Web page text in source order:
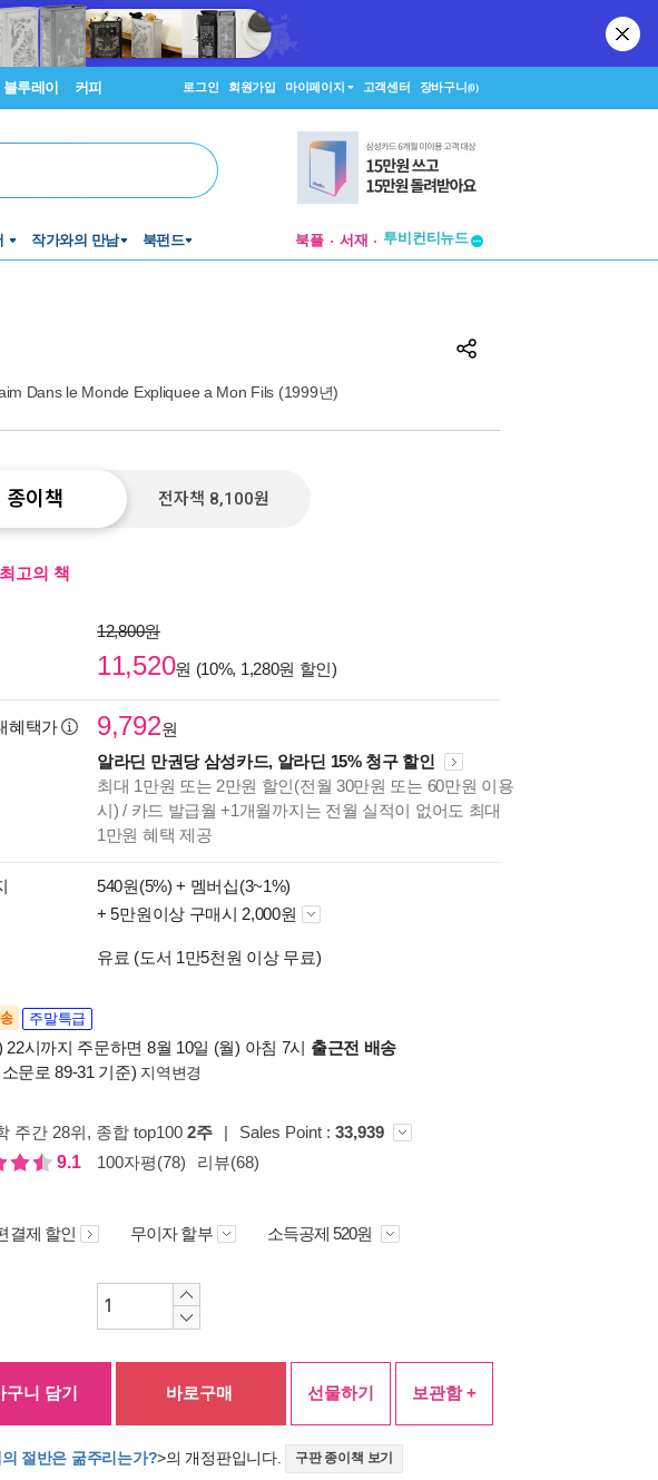
블루레이 커피 로그인 회원가입 마이페이지 고객센터 장바구니(0)
작가와의 만남 북펀드 북플 서재
창작플랫폼
Dans le Monde Expliquee a Mon Fils (1999년)
종이책 전자책 8,100원
고의 책
12,800원
11,520원 (10%, 1,280원 할인)
혜택가 9,792원
알라딘 만권당 삼성카드, 알라딘 15% 청구 할인
최대 1만원 또는 2만원 할인(전월 30만원 또는 60만원 이용
시) / 카드 발급월 +1개월까지는 전월 실적이 없어도 최대
1만원 혜택 제공
540원(5%) + 멤버십(3~1%)
+ 5만원이상 구매시 2,000원
유료 (도서 1만5천원 이상 무료)
주말특급
22시까지 주문하면 8월 10일 (월) 아침 7시 출근전 배송
문로 89-31 기준) 지역변경
주간 28위, 종합 top100 2주 | Sales Point : 33,939
9.1
100자평(78) 리뷰(68)
결제 할인 무이자 할부 소득공제 520원
구니 담기 바로구매 선물하기 보관함 +
절반은 굶주리는가?>의 개정판입니다. 구판 종이책 보기